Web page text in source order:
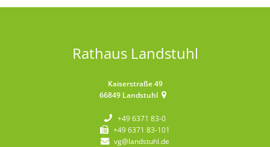
Rathaus Landstuhl
Kaiserstraße 49
66849 Landstuhl
+49 6371 83-0
+49 6371 83-101
vg@landstuhl.de